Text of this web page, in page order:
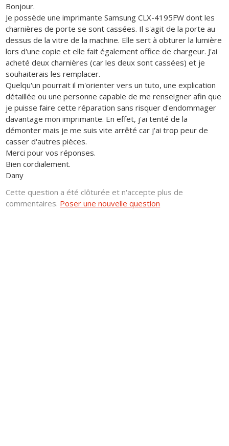
Bonjour.
Je possède une imprimante Samsung CLX-4195FW dont les
charnières de porte se sont cassées. Il s'agit de la porte au
dessus de la vitre de la machine. Elle sert à obturer la lumière
lors d'une copie et elle fait également office de chargeur. J'ai
acheté deux charnières (car les deux sont cassées) et je
souhaiterais les remplacer.
Quelqu'un pourrait il m'orienter vers un tuto, une explication
détaillée ou une personne capable de me renseigner afin que
je puisse faire cette réparation sans risquer d'endommager
davantage mon imprimante. En effet, j'ai tenté de la
démonter mais je me suis vite arrêté car j'ai trop peur de
casser d'autres pièces.
Merci pour vos réponses.
Bien cordialement.
Dany
Cette question a été clôturée et n'accepte plus de
commentaires. Poser une nouvelle question